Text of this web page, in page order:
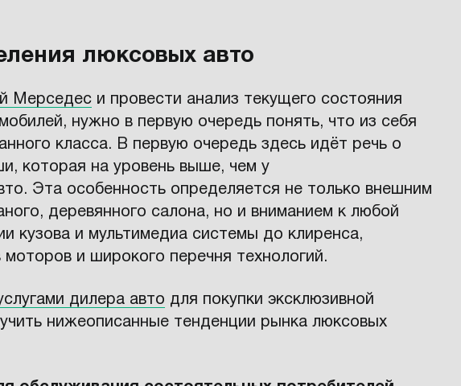
люксовых авто
Мерседес и провести анализ текущего состояния
нужно в первую очередь понять, что из себя
класса. В первую очередь здесь идёт речь о
которая на уровень выше, чем у
Эта особенность определяется не только внешним
деревянного салона, но и вниманием к любой
кузова и мультимедиа системы до клиренса,
и широкого перечня технологий.
дилера авто для покупки эксклюзивной
нижеописанные тенденции рынка люксовых